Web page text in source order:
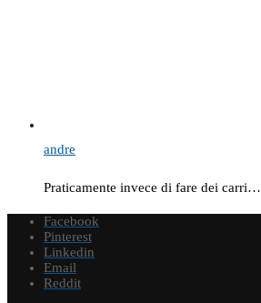
andre
Praticamente invece di fare dei carri…
Facebook
Pinterest
Linkedin
Email
Reddit